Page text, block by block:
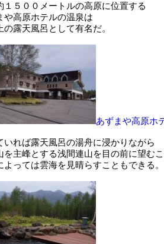
１５００メートルの高原に位置する
や高原ホテルの温泉は
の露天風呂として有名だ。
あずまや高原ホ
いれば露天風呂の湯舟に浸かりながら
を主峰とする浅間連山を目の前に望む
よっては雲海を見晴らすこともできる。